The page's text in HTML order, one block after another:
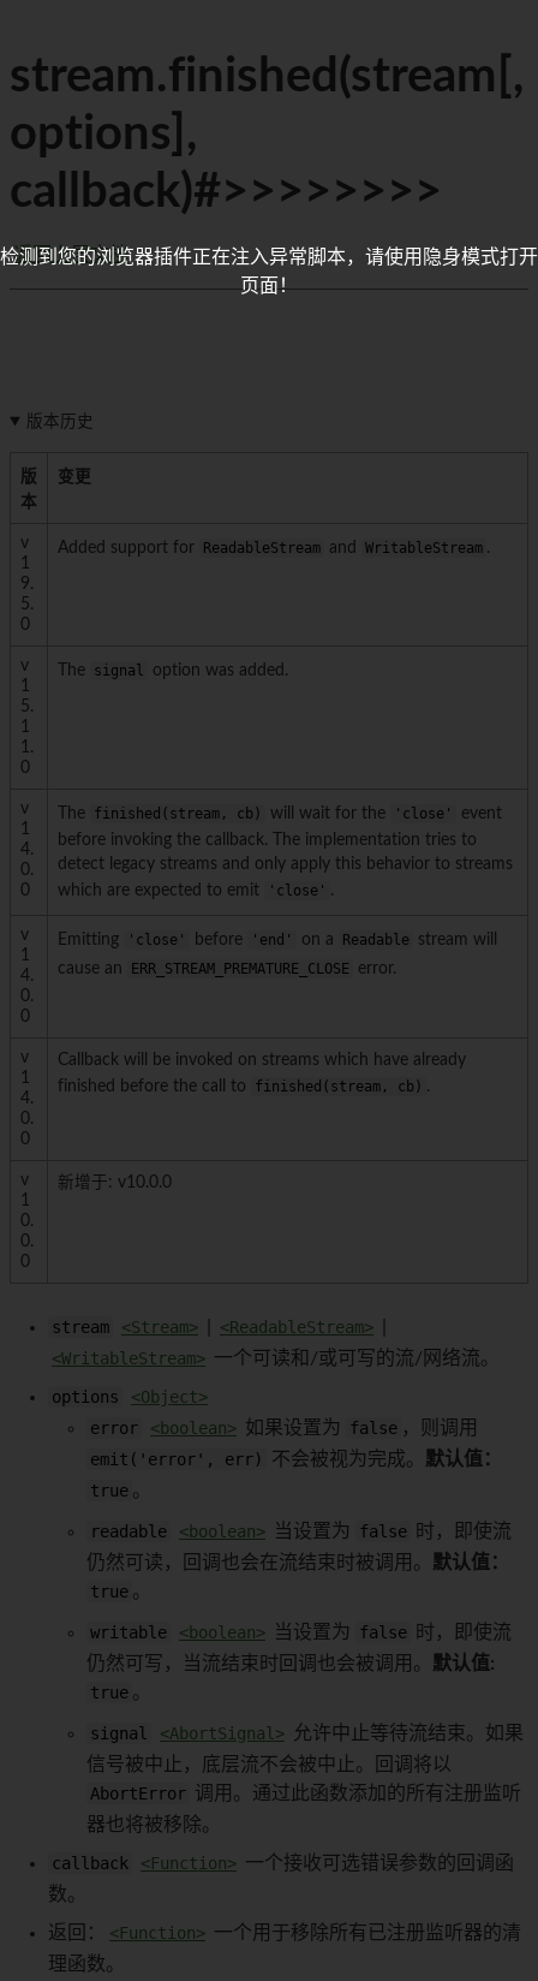
stream.finished(stream[,
options],
callback)#>>>>>>>>
返回上层文档
版本历史
版
本
变更
v
1
9.
5.
0
Added support for ReadableStream and WritableStream .
v
1
5.
1
1.
0
The signal option was added.
v
1
4.
0.
0
The finished(stream, cb) will wait for the 'close'
event
before invoking the callback. The implementation tries to
detect legacy streams and only apply this behavior to streams
which are expected to emit
'close' .
v
1
4.
0.
0
Emitting 'close' before 'end' on a Readable stream will
cause an
ERR_STREAM_PREMATURE_CLOSE error.
v
1
4.
0.
0
Callback will be invoked on streams which have already
finished before the call to
finished(stream, cb) .
v
1
0.
0.
0
新增于: v10.0.0
stream <Stream> <ReadableStream>
<WritableStream> 一个可读和/或可写的流/网络流。
options
<Object>
error
<boolean> 如果设置为 false ，则调用
emit('error', err)
不会被视为完成。 默认值：
true 。
readable <boolean> 当设置为 false
时，即使流
仍然可读，回调也会在流结束时被调用。 默认值：
true 。
writable <boolean> 当设置为 false
时，即使流
仍然可写，当流结束时回调也会被调用。 默认值:
true 。
signal <AbortSignal> 允许中止等待流结束。如果
信号被中止，底层流不会被中止。回调将以
AbortError 调用。通过此函数添加的所有注册监听
器也将被移除。
callback
<Function> 一个接收可选错误参数的回调函
数。
返回：
<Function> 一个用于移除所有已注册监听器的清
理函数。
检测到您的浏览器插件正在注入异常脚本，请使用隐身模式打开
页面！